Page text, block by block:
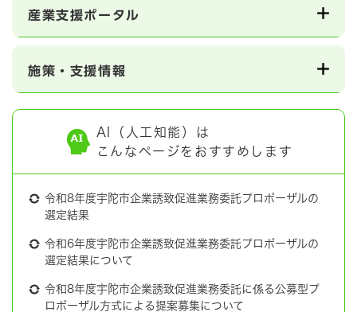
産業支援ポータル
施策・支援情報
AI（人工知能）は
こんなページをおすすめします
令和8年度宇陀市企業誘致促進業務委託プロポーザルの
選定結果
令和6年度宇陀市企業誘致促進業務委託プロポーザルの
選定結果について
令和8年度宇陀市企業誘致促進業務委託に係る公募型プ
ロポーザル方式による提案募集について